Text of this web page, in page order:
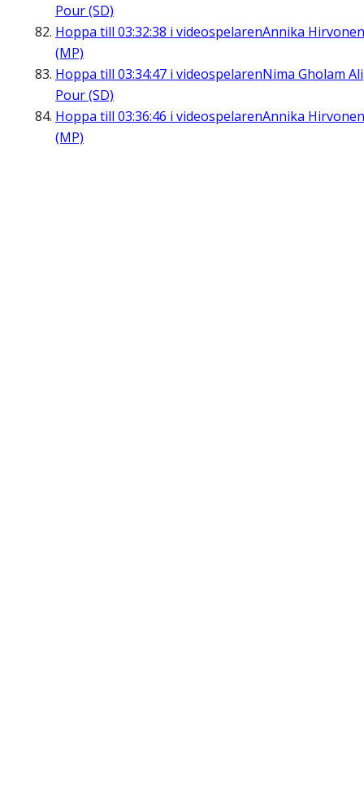
Pour (SD)
Hoppa till 03:32:38 i videospelarenAnnika Hirvonen
(MP)
Hoppa till 03:34:47 i videospelarenNima Gholam Ali
Pour (SD)
Hoppa till 03:36:46 i videospelarenAnnika Hirvonen
(MP)